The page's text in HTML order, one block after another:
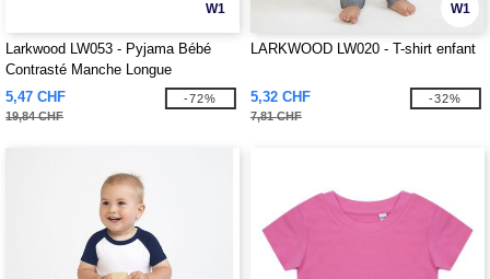
W1
Larkwood LW053 - Pyjama Bébé
Contrasté Manche Longue
5,47 CHF
19,84 CHF
-72%
W1
LARKWOOD LW020 - T-shirt enfant
5,32 CHF
7,81 CHF
-32%